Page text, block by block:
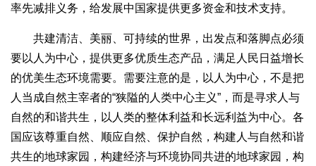
率先减排义务，给发展中国家提供更多资金和技术支持。
共建清洁、美丽、可持续的世界，出发点和落脚点必须
要以人为中心，提供更多优质生态产品，满足人民日益增长
的优美生态环境需要。需要注意的是，以人为中心，不是把
人当成自然主宰者的“狭隘的人类中心主义”，而是寻求人与
自然的和谐共生，以人类的整体利益和长远利益为中心。各
国应该尊重自然、顺应自然、保护自然，构建人与自然和谐
共生的地球家园，构建经济与环境协同共进的地球家园，构